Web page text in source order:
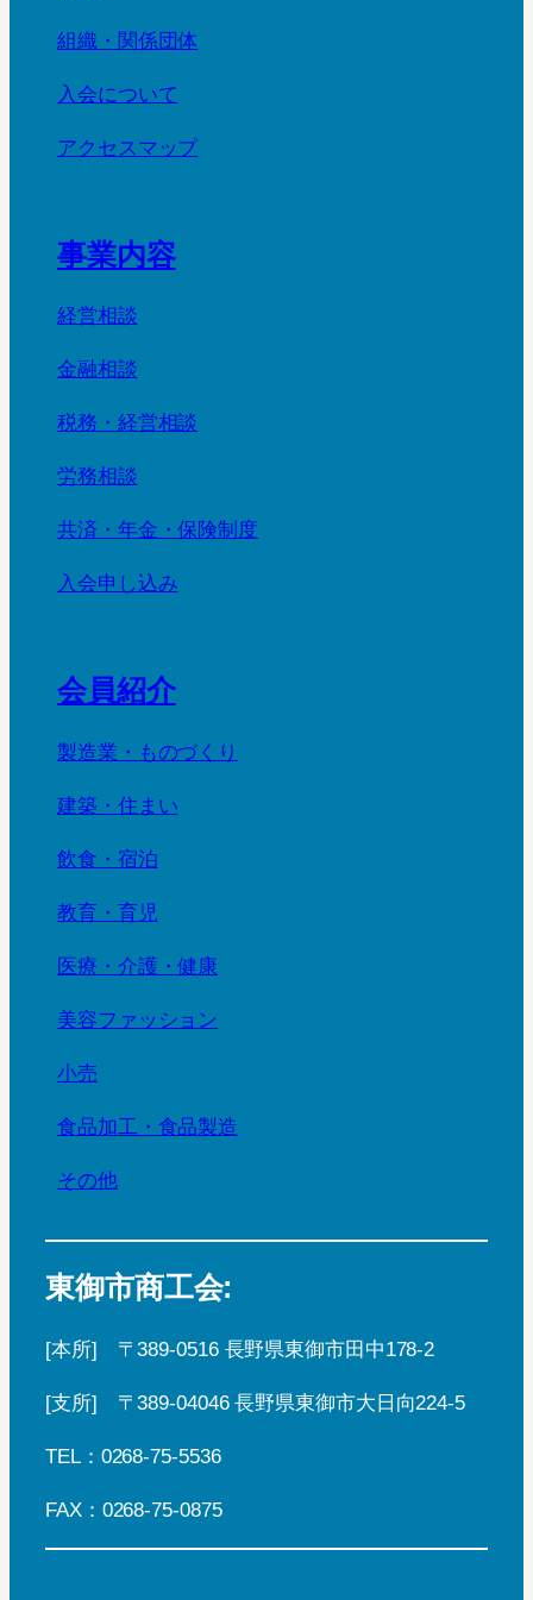
組織・関係団体
入会について
アクセスマップ
事業内容
経営相談
金融相談
税務・経営相談
労務相談
共済・年金・保険制度
入会申し込み
会員紹介
製造業・ものづくり
建築・住まい
飲食・宿泊
教育・育児
医療・介護・健康
美容ファッション
小売
食品加工・食品製造
その他
東御市商工会:
[本所] 〒389-0516 長野県東御市田中178-2
[支所] 〒389-04046 長野県東御市大日向224-5
TEL：0268-75-5536
FAX：0268-75-0875